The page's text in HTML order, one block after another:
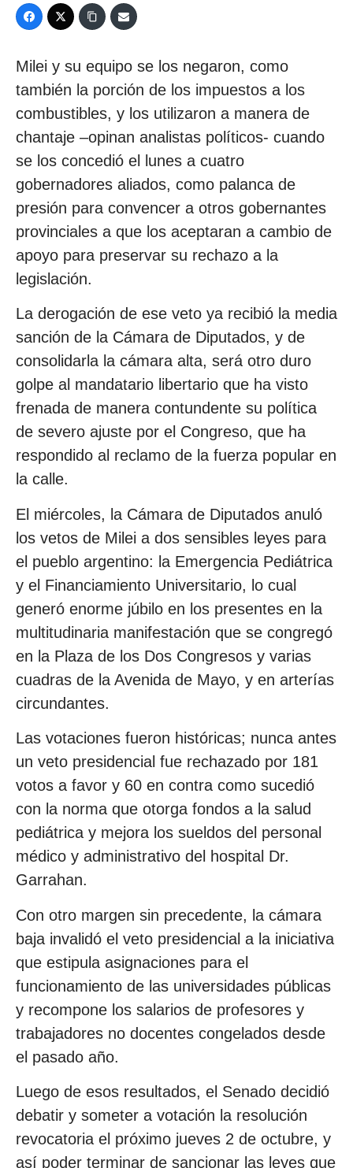
Milei y su equipo se los negaron, como
también la porción de los impuestos a los
combustibles, y los utilizaron a manera de
chantaje –opinan analistas políticos- cuando
se los concedió el lunes a cuatro
gobernadores aliados, como palanca de
presión para convencer a otros gobernantes
provinciales a que los aceptaran a cambio de
apoyo para preservar su rechazo a la
legislación.
La derogación de ese veto ya recibió la media
sanción de la Cámara de Diputados, y de
consolidarla la cámara alta, será otro duro
golpe al mandatario libertario que ha visto
frenada de manera contundente su política
de severo ajuste por el Congreso, que ha
respondido al reclamo de la fuerza popular en
la calle.
El miércoles, la Cámara de Diputados anuló
los vetos de Milei a dos sensibles leyes para
el pueblo argentino: la Emergencia Pediátrica
y el Financiamiento Universitario, lo cual
generó enorme júbilo en los presentes en la
multitudinaria manifestación que se congregó
en la Plaza de los Dos Congresos y varias
cuadras de la Avenida de Mayo, y en arterías
circundantes.
Las votaciones fueron históricas; nunca antes
un veto presidencial fue rechazado por 181
votos a favor y 60 en contra como sucedió
con la norma que otorga fondos a la salud
pediátrica y mejora los sueldos del personal
médico y administrativo del hospital Dr.
Garrahan.
Con otro margen sin precedente, la cámara
baja invalidó el veto presidencial a la iniciativa
que estipula asignaciones para el
funcionamiento de las universidades públicas
y recompone los salarios de profesores y
trabajadores no docentes congelados desde
el pasado año.
Luego de esos resultados, el Senado decidió
debatir y someter a votación la resolución
revocatoria el próximo jueves 2 de octubre, y
así poder terminar de sancionar las leyes que